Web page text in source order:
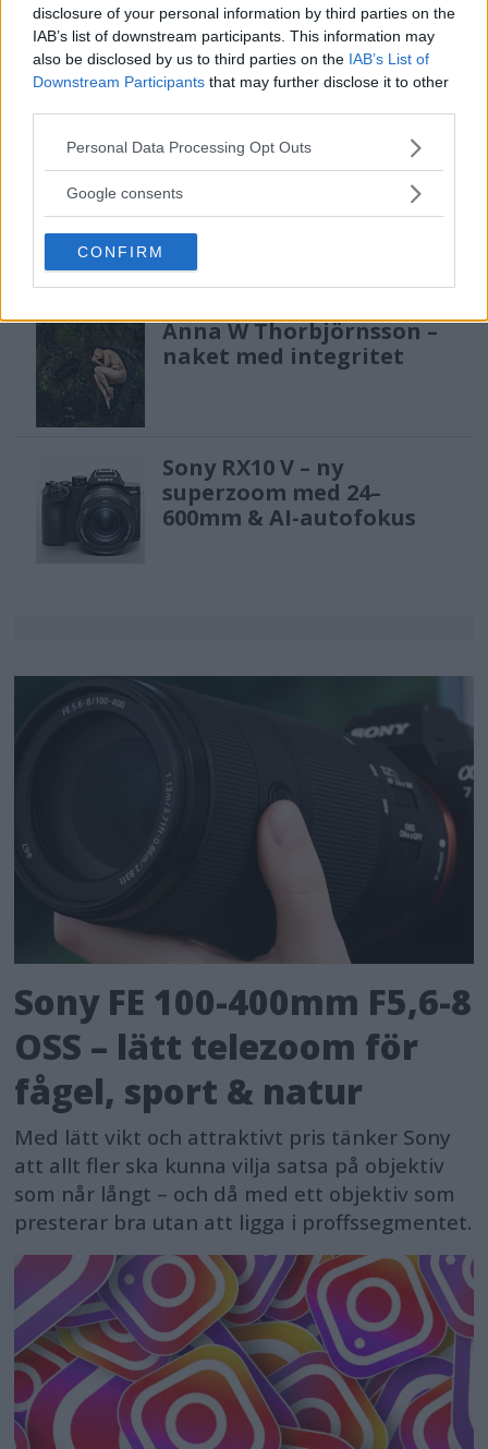
disclosure of your personal information by third parties on the
IAB’s list of downstream participants. This information may
also be disclosed by us to third parties on the IAB’s List of
Downstream Participants that may further disclose it to other
Please note that this website/app uses one or more Google
not limited to your visit or usage behaviour. You may click to
use your data for below specified purposes in below Google
consent section.
Personal Data Processing Opt Outs
Google consents
CONFIRM
F3 Foto – Sveriges nya
fotodagar till Göteborg,
Lund & Stockholm
Sony FE 100-400mm F5,6-8
OSS – lätt telezoom för
fågel, sport & natur
Anna W Thorbjörnsson –
naket med integritet
Sony RX10 V – ny
superzoom med 24–
600mm & AI-autofokus
Sony FE 100-400mm F5,6-8
OSS – lätt telezoom för
fågel, sport & natur
Med lätt vikt och attraktivt pris tänker Sony
att allt fler ska kunna vilja satsa på objektiv
som når långt – och då med ett objektiv som
presterar bra utan att ligga i proffssegmentet.